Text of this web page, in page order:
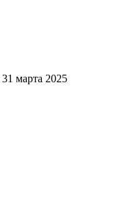
31 марта 2025